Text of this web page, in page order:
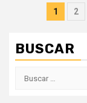
1 2
BUSCAR
Buscar: